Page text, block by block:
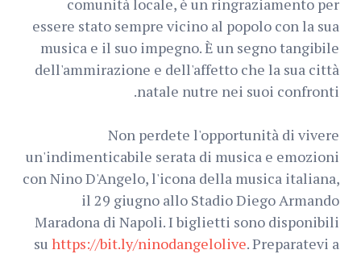
essere stato sempre vicino al popolo con la sua
musica e il suo impegno. È un segno tangibile
dell'ammirazione e dell'affetto che la sua città
natale nutre nei suoi confronti.
Non perdete l'opportunità di vivere
un'indimenticabile serata di musica e emozioni
con Nino D'Angelo, l'icona della musica italiana,
il 29 giugno allo Stadio Diego Armando
Maradona di Napoli. I biglietti sono disponibili
su https://bit.ly/ninodangelolive. Preparatevi a